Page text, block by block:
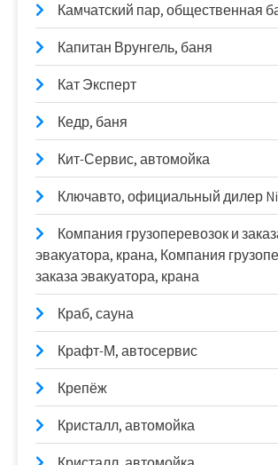
Камчатский пар, общественная
Капитан Врунгель, баня
Кат Эксперт
Кедр, баня
Кит-Сервис, автомойка
Ключавто, официальный дилер
Компания грузоперевозок и
эвакуатора, крана, Компания
заказа эвакуатора, крана
Краб, сауна
Крафт-М, автосервис
Крепёж
Кристалл, автомойка